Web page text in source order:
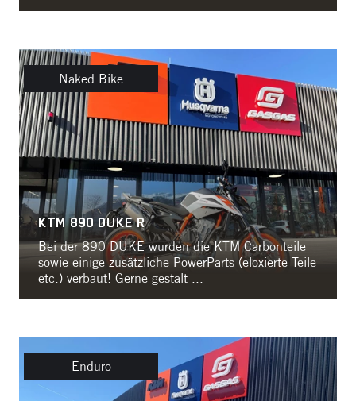
Naked Bike
KTM 890 DUKE R
Bei der 890 DUKE wurden die KTM Carbonteile
sowie einige zusätzliche PowerParts (eloxierte Teile
etc.) verbaut! Gerne gestalt ...
Enduro